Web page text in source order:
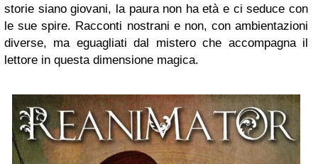
storie siano giovani, la paura non ha età e ci seduce con
le sue spire. Racconti nostrani e non, con ambientazioni
diverse, ma eguagliati dal mistero che accompagna il
lettore in questa dimensione magica.